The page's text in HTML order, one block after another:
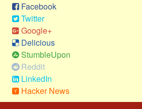
Alle
Nøgleord
Bolig
Job
Virksomhed
Investering
Facebook
Twitter
Google+
Delicious
StumbleUpon
Reddit
LinkedIn
Hacker News